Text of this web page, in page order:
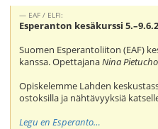
EAF / ELFI:
Esperanton kesäkurssi
Suomen Esperantoliiton (EAF)
kanssa. OpettajanaNina
Opiskelemme Lahden
ostoksilla ja nähtävyyksiä
Legu en Esperanto…